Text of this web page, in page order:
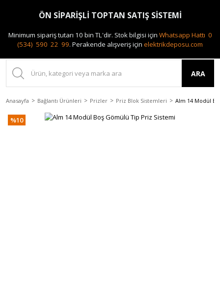
0(212) 240 87 88
ARA
Anasayfa Bağlantı Ürünleri Prizler Priz Blok Sistemleri Alm 14 Modül
%10
ÖN SİPARİŞLİ TOPTAN SATIŞ SİSTEMİ
Minimum sipariş tutarı 10 bin TL'dir. Stok bilgisi için Whatsapp Hattı 0
(534) 590 22 99. Perakende alışveriş için elektrikdeposu.com